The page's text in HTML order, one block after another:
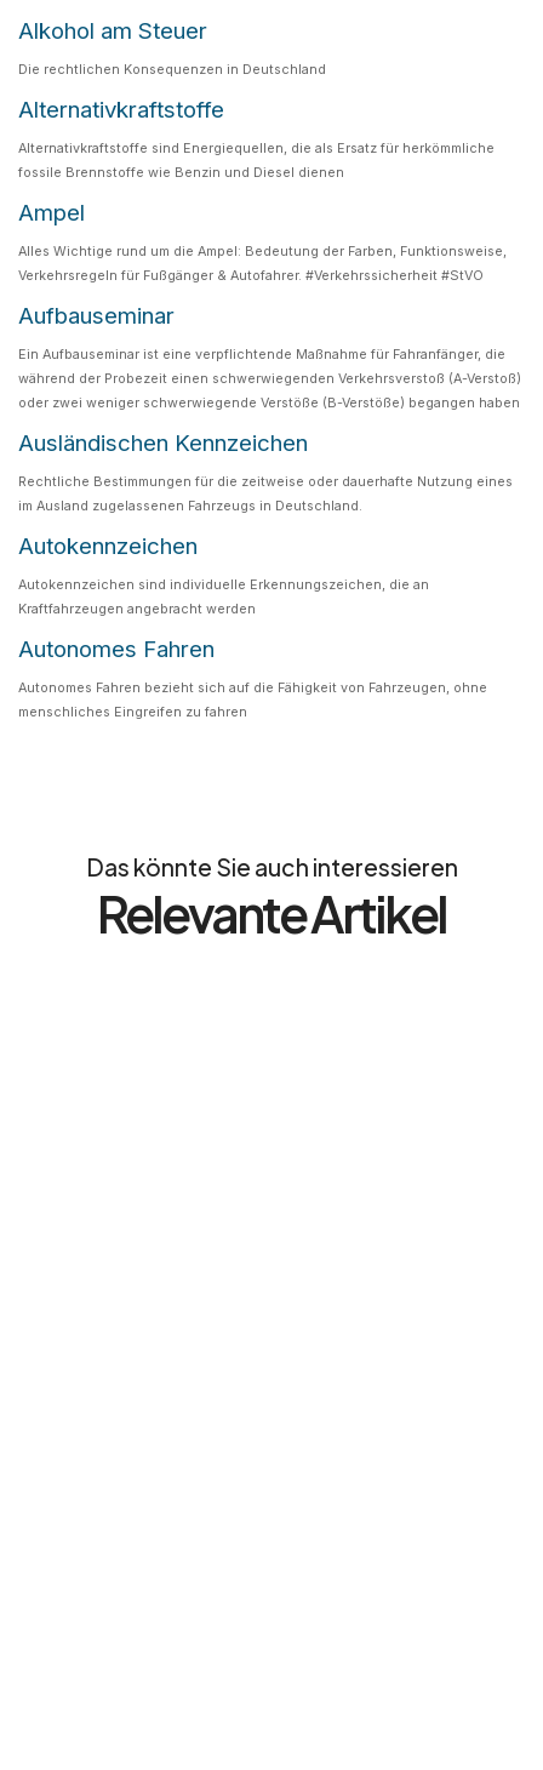
Alkohol am Steuer
Die rechtlichen Konsequenzen in Deutschland
Alternativkraftstoffe
Alternativkraftstoffe sind Energiequellen, die als Ersatz für herkömmliche
fossile Brennstoffe wie Benzin und Diesel dienen
Ampel
Alles Wichtige rund um die Ampel: Bedeutung der Farben, Funktionsweise,
Verkehrsregeln für Fußgänger & Autofahrer. #Verkehrssicherheit #StVO
Aufbauseminar
Ein Aufbauseminar ist eine verpflichtende Maßnahme für Fahranfänger, die
während der Probezeit einen schwerwiegenden Verkehrsverstoß (A-Verstoß)
oder zwei weniger schwerwiegende Verstöße (B-Verstöße) begangen haben
Ausländischen Kennzeichen
Rechtliche Bestimmungen für die zeitweise oder dauerhafte Nutzung eines
im Ausland zugelassenen Fahrzeugs in Deutschland.
Autokennzeichen
Autokennzeichen sind individuelle Erkennungszeichen, die an
Kraftfahrzeugen angebracht werden
Autonomes Fahren
Autonomes Fahren bezieht sich auf die Fähigkeit von Fahrzeugen, ohne
menschliches Eingreifen zu fahren
Das könnte Sie auch interessieren
Relevante Artikel